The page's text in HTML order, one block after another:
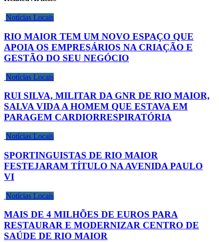
Notícias Locais
RIO MAIOR TEM UM NOVO ESPAÇO QUE
APOIA OS EMPRESÁRIOS NA CRIAÇÃO E
GESTÃO DO SEU NEGÓCIO
Notícias Locais
RUI SILVA, MILITAR DA GNR DE RIO MAIOR,
SALVA VIDA A HOMEM QUE ESTAVA EM
PARAGEM CARDIORRESPIRATÓRIA
Notícias Locais
SPORTINGUISTAS DE RIO MAIOR
FESTEJARAM TÍTULO NA AVENIDA PAULO
VI
Notícias Locais
MAIS DE 4 MILHÕES DE EUROS PARA
RESTAURAR E MODERNIZAR CENTRO DE
SAÚDE DE RIO MAIOR